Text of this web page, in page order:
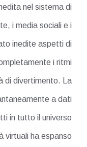
nel sistema di
i media sociali e i
inedite aspetti di
i ritmi
di divertimento. La
a dati
in tutto il universo
virtuali ha espanso